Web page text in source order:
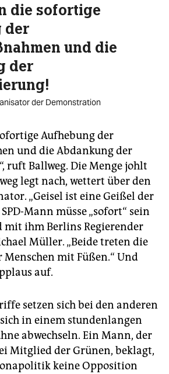
die sofortige
der
und die
der
der Demonstration
Aufhebung der
und die Abdankung der
ruft Ballweg. Die Menge johlt
legt nach, wettert über den
„Geisel ist eine Geißel der
Mann müsse „sofort“ sein
mit ihm Berlins Regierender
Müller. „Beide treten die
mit Füßen.“ Und
auf.
setzen sich bei den anderen
in einem stundenlangen
abwechseln. Ein Mann, der
Mitglied der Grünen, beklagt,
keine Opposition